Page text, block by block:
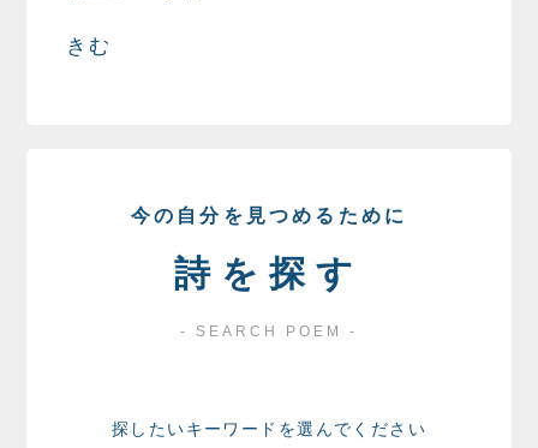
きむ
今の自分を見つめるために
詩を探す
- SEARCH POEM -
探したいキーワードを選んでください